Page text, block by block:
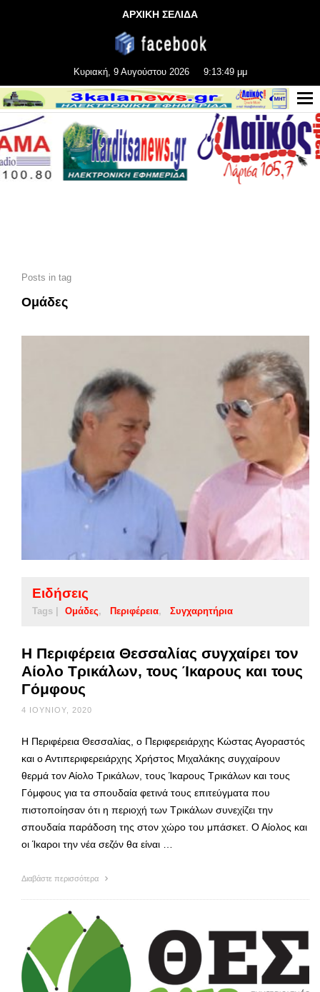
ΑΡΧΙΚΗ ΣΕΛΙΔΑ
Κυριακή, 9 Αυγούστου 2026 9:13:50 μμ
Posts in tag
Ομάδες
Ειδήσεις
Tags | Ομάδες Περιφέρεια Συγχαρητήρια
Η Περιφέρεια Θεσσαλίας συγχαίρει τον
Αίολο Τρικάλων, τους Ίκαρους και τους
Γόμφους
4 ΙΟΥΝΊΟΥ, 2020
Η Περιφέρεια Θεσσαλίας, ο Περιφερειάρχης Κώστας Αγοραστός
και ο Αντιπεριφερειάρχης Χρήστος Μιχαλάκης συγχαίρουν
θερμά τον Αίολο Τρικάλων, τους Ίκαρους Τρικάλων και τους
Γόμφους για τα σπουδαία φετινά τους επιτεύγματα που
πιστοποίησαν ότι η περιοχή των Τρικάλων συνεχίζει την
σπουδαία παράδοση της στον χώρο του μπάσκετ. Ο Αίολος και
οι Ίκαροι την νέα σεζόν θα είναι …
Διαβάστε περισσότερα